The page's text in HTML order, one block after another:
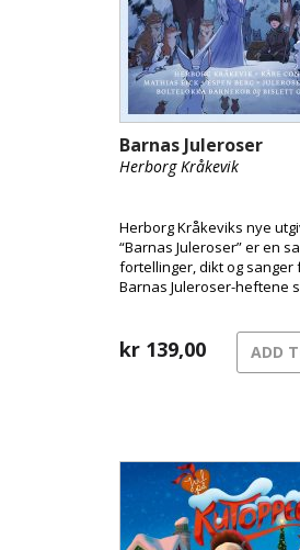
Barnas Juleroser
Herborg Kråkevik
Herborg Kråkeviks nye
“Barnas Juleroser” er en
fortellinger, dikt og sanger
Barnas Juleroser-heftene
varm blanding av lydbok
kr 139,00 ADD